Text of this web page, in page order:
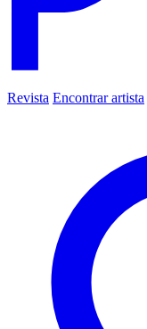
Revista Encontrar artista